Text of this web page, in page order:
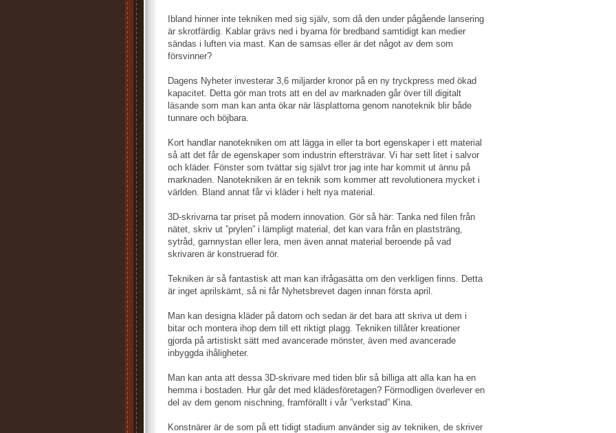
Ibland hinner inte tekniken med sig själv, som då den under pågående lansering
är skrotfärdig. Kablar grävs ned i byarna för bredband samtidigt kan medier
sändas i luften via mast. Kan de samsas eller är det något av dem som
försvinner?
Dagens Nyheter investerar 3,6 miljarder kronor på en ny tryckpress med ökad
kapacitet. Detta gör man trots att en del av marknaden går över till digitalt
läsande som man kan anta ökar när läsplattorna genom nanoteknik blir både
tunnare och böjbara.
Kort handlar nanotekniken om att lägga in eller ta bort egenskaper i ett material
så att det får de egenskaper som industrin eftersträvar. Vi har sett litet i salvor
och kläder. Fönster som tvättar sig självt tror jag inte har kommit ut ännu på
marknaden. Nanotekniken är en teknik som kommer att revolutionera mycket i
världen. Bland annat får vi kläder i helt nya material.
3D-skrivarna tar priset på modern innovation. Gör så här: Tanka ned filen från
nätet, skriv ut ”prylen” i lämpligt material, det kan vara från en plaststräng,
sytråd, garnnystan eller lera, men även annat material beroende på vad
skrivaren är konstruerad för.
Tekniken är så fantastisk att man kan ifrågasätta om den verkligen finns. Detta
är inget aprilskämt, så ni får Nyhetsbrevet dagen innan första april.
Man kan designa kläder på datorn och sedan är det bara att skriva ut dem i
bitar och montera ihop dem till ett riktigt plagg. Tekniken tillåter kreationer
gjorda på artistiskt sätt med avancerade mönster, även med avancerade
inbyggda ihåligheter.
Man kan anta att dessa 3D-skrivare med tiden blir så billiga att alla kan ha en
hemma i bostaden. Hur går det med klädesföretagen? Förmodligen överlever en
del av dem genom nischning, framförallt i vår ”verkstad” Kina.
Konstnärer är de som på ett tidigt stadium använder sig av tekniken, de skriver